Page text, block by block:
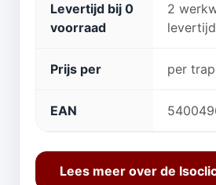
Levertijd bij 0
voorraad
2
Prijs per per trap
EAN
Lees meer over de